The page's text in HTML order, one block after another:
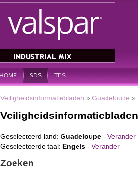
HOME SDS TDS
Veiligheidsinformatiebladen » Guadeloupe »
Veiligheidsinformatiebladen
Geselecteerd land: Guadeloupe - Verander
Geselecteerde taal: Engels - Verander
Zoeken